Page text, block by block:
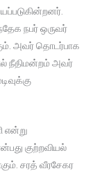
நபர் ஒருவர்
அவர் தொடர்பாக
நீதிமன்றம் அவர்
என்று
குற்றவியல்
சரத் வீரசேகர